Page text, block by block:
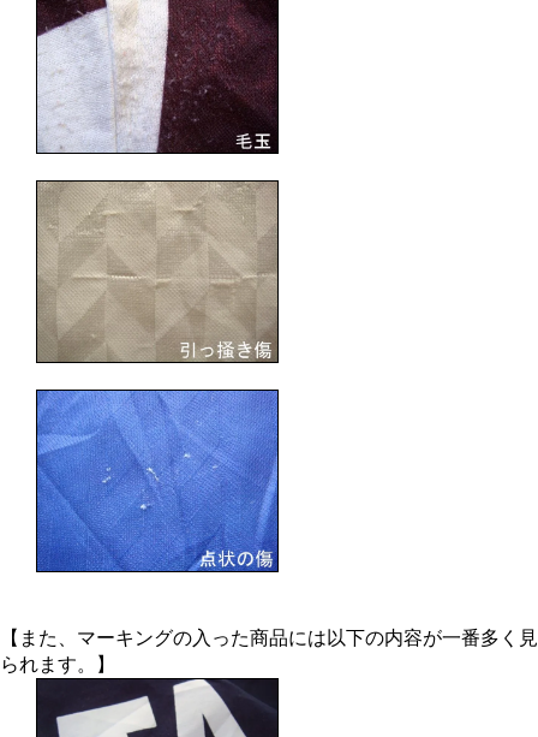
【また、マーキングの入った商品には以下の内容が一番多く見
られます。】